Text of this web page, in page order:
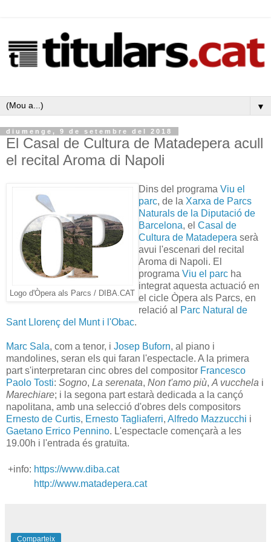
▼
diumenge, 9 de setembre del 2018
El Casal de Cultura de Matadepera acull
el recital Aroma di Napoli
Logo d'Òpera als Parcs / DIBA.CAT
Dins del programa Viu el
parc, de la Xarxa de Parcs
Naturals de la Diputació de
Barcelona, el Casal de
Cultura de Matadepera serà
avui l'escenari del recital
Aroma di Napoli. El
programa Viu el parc ha
integrat aquesta actuació en
el cicle Òpera als Parcs, en
relació al
Parc Natural de
Sant Llorenç del Munt i l'Obac.
Marc Sala, com a tenor, i Josep Buforn, al piano i
mandolines, seran els qui faran l'espectacle. A la primera
part s'interpretaran cinc obres del compositor Francesco
Paolo Tosti: Sogno, La serenata, Non t'amo più, A vucchela i
Marechiare; i la segona part estarà dedicada a la cançó
napolitana, amb una selecció d'obres dels compositors
Ernesto de Curtis, Ernesto Tagliaferri, Alfredo Mazzucchi i
Gaetano Errico Pennino. L'espectacle començarà a les
19.00h i l'entrada és gratuïta.
+info: https://www.diba.cat
http://www.matadepera.cat
Comparteix